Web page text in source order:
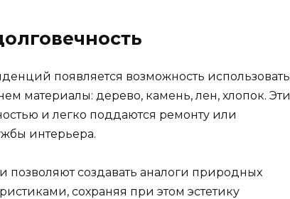
появляется возможность использовать
материалы: дерево, камень, лен, хлопок. Эти
и легко поддаются ремонту или
интерьера.
позволяют создавать аналоги природных
сохраняя при этом эстетику